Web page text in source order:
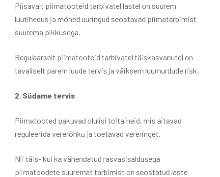
Piisavalt piimatooteid tarbivatel lastel on suurem
luutihedus ja mõned uuringud seostavad piimatarbimist
suurema pikkusega.
Regulaarselt piimatooteid tarbivatel täiskasvanutel on
tavaliselt parem luude tervis ja väiksem luumurdude risk.
2. Südame tervis
Piimatooted pakuvad olulisi toitaineid, mis aitavad
reguleerida vererõhku ja toetavad vereringet.
Nii täis- kui ka vähendatud rasvasisaldusega
piimatoodete suuremat tarbimist on seostatud laste